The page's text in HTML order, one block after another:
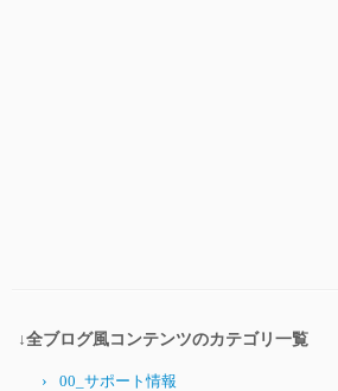
↓全ブログ風コンテンツのカテゴリ一覧
00_サポート情報